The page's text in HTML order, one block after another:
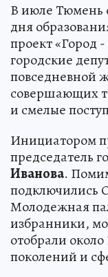
В июле Тюмень
дня
проект «Город
городские
повседневной
совершающих
и смелые
Инициатором
председатель
Иванова.
подключились
Молодежная
избранники,
отобрали
поколений и